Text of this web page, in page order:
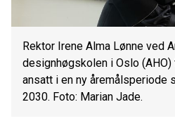
Rektor Irene Alma Lønne ved
designhøgskolen i Oslo
ansatt i en ny åremålsperiode
2030. Foto: Marian Jade.